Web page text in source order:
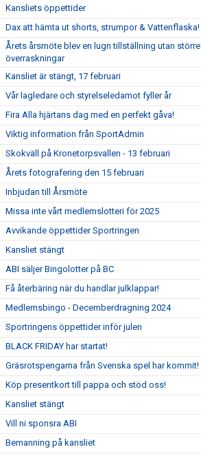
Kansliets öppettider
Dax att hämta ut shorts, strumpor & Vattenflaska!
Årets årsmöte blev en lugn tillställning utan större
överraskningar
Kansliet är stängt, 17 februari
Vår lagledare och styrelseledamot fyller år
Fira Alla hjärtans dag med en perfekt gåva!
Viktig information från SportAdmin
Skokväll på Kronetorpsvallen - 13 februari
Årets fotografering den 15 februari
Inbjudan till Årsmöte
Missa inte vårt medlemslotteri för 2025
Avvikande öppettider Sportringen
Kansliet stängt
ABI säljer Bingolotter på BC
Få återbäring när du handlar julklappar!
Medlemsbingo - Decemberdragning 2024
Sportringens öppettider inför julen
BLACK FRIDAY har startat!
Gräsrotspengarna från Svenska spel har kommit!
Köp presentkort till pappa och stöd oss!
Kansliet stängt
Vill ni sponsra ABI
Bemanning på kansliet